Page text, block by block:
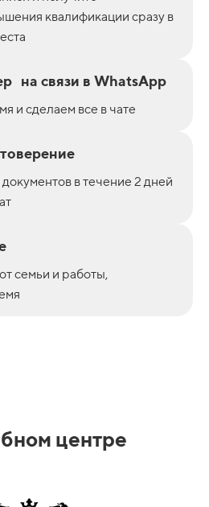
квалификации сразу в
на связи в WhatsApp
и сделаем все в чате
в течение 2 дней
семьи и работы,
центре